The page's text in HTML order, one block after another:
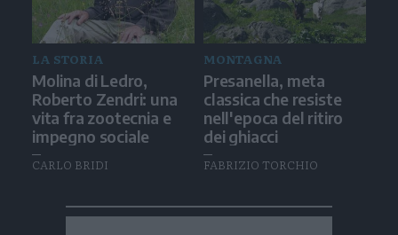
LA STORIA
Molina di Ledro,
Roberto Zendri: una
vita fra zootecnia e
impegno sociale
CARLO BRIDI
MONTAGNA
Presanella, meta
classica che resiste
nell'epoca del ritiro
dei ghiacci
FABRIZIO TORCHIO